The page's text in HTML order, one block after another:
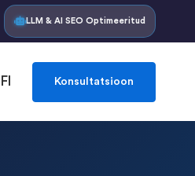
LLM & AI SEO Optimeeritud
FI Konsultatsioon